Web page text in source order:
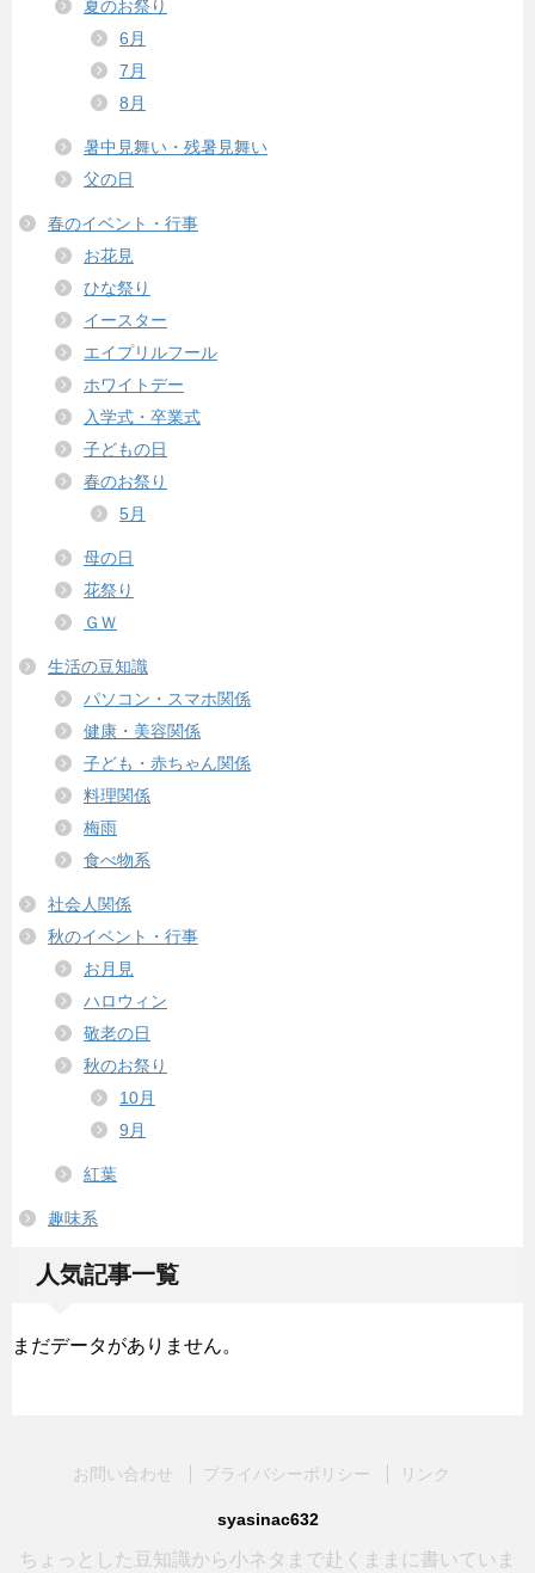
夏のお祭り
6月
7月
8月
暑中見舞い・残暑見舞い
父の日
春のイベント・行事
お花見
ひな祭り
イースター
エイプリルフール
ホワイトデー
入学式・卒業式
子どもの日
春のお祭り
5月
母の日
花祭り
ＧＷ
生活の豆知識
パソコン・スマホ関係
健康・美容関係
子ども・赤ちゃん関係
料理関係
梅雨
食べ物系
社会人関係
秋のイベント・行事
お月見
ハロウィン
敬老の日
秋のお祭り
10月
9月
紅葉
趣味系
人気記事一覧
まだデータがありません。
お問い合わせ プライバシーポリシー リンク
syasinac632
ちょっとした豆知識から小ネタまで赴くままに書いていま